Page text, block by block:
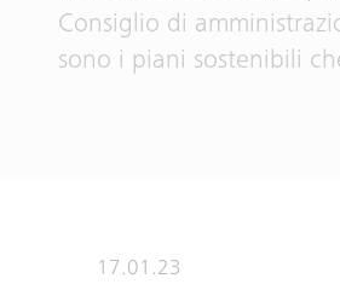
Consiglio di
sono i piani sostenibili
17.01.23